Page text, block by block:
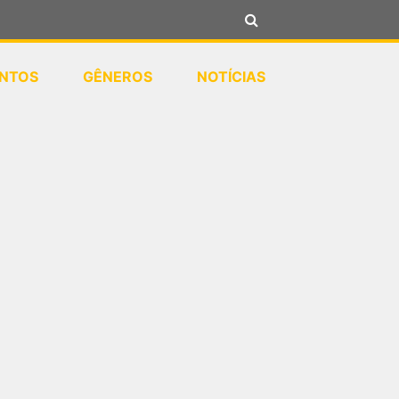
GÊNEROS NOTÍCIAS